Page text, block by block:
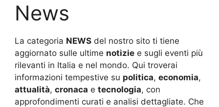
News
La categoria NEWS del nostro sito ti tiene
aggiornato sulle ultime notizie e sugli eventi più
rilevanti in Italia e nel mondo. Qui troverai
informazioni tempestive su politica, economia,
attualità, cronaca e tecnologia, con
approfondimenti curati e analisi dettagliate. Che